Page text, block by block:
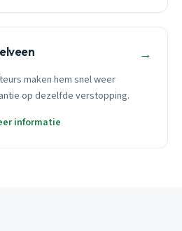
→
maken hem snel weer
op dezelfde verstopping.
informatie